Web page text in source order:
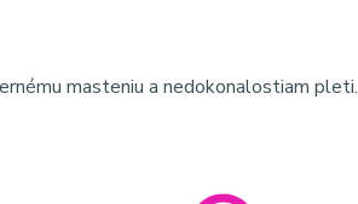
masteniu a nedokonalostiam pleti.